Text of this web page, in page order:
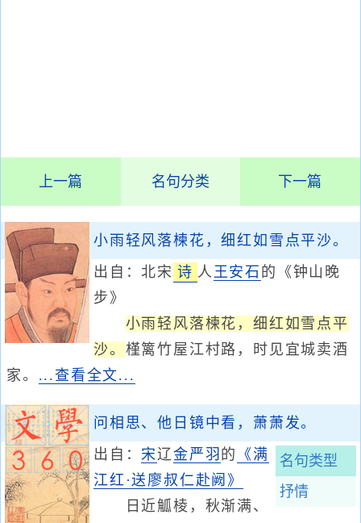
上一篇 名句分类 下一篇
小雨轻风落楝花，细红如雪点平沙。
出自：北宋 诗 人 王安石 的《钟山晚
步》
小雨轻风落楝花，细红如雪点平
沙。 槿篱竹屋江村路，时见宜城卖酒
家。 ...查看全文...
问相思、他日镜中看，萧萧发。
名句类型
抒情
出自：宋辽金严羽 的 《满
江红·送廖叔仁赴阙》
日近觚棱，秋渐满、